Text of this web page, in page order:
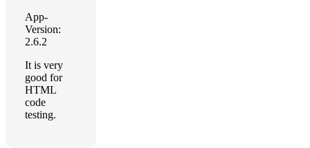
App-
Version:
2.6.2
It is very
good for
HTML
code
testing.